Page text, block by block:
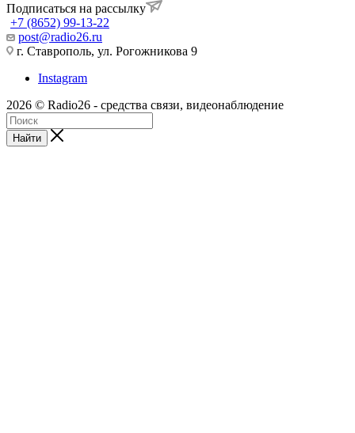
Подписаться на рассылку
+7 (8652) 99-13-22
post@radio26.ru
г. Ставрополь, ул. Рогожникова 9
Instagram
2026 © Radio26 - средства связи, видеонаблюдение
Найти